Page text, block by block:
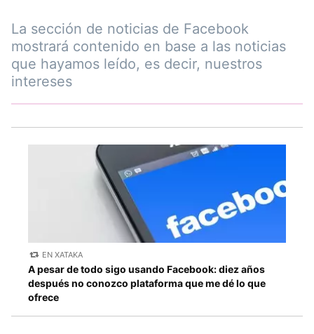
La sección de noticias de Facebook
mostrará contenido en base a las noticias
que hayamos leído, es decir, nuestros
intereses
EN XATAKA
A pesar de todo sigo usando Facebook: diez años
después no conozco plataforma que me dé lo que
ofrece